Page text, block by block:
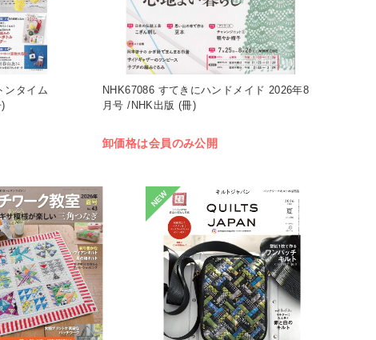
ンタイム
NHK67086 すてきにハンドメイド 2026年8
月号 /NHK出版 (冊)
卸価格は会員のみ公開
NEW